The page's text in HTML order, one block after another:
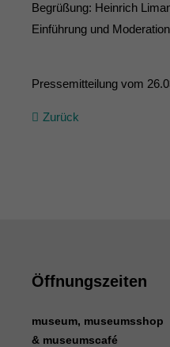
Begrüßung: Heinrich
Einführung und
Pressemitteilung vom
Zurück
Öffnungszeiten
museum, museumsshop
& museumscafé